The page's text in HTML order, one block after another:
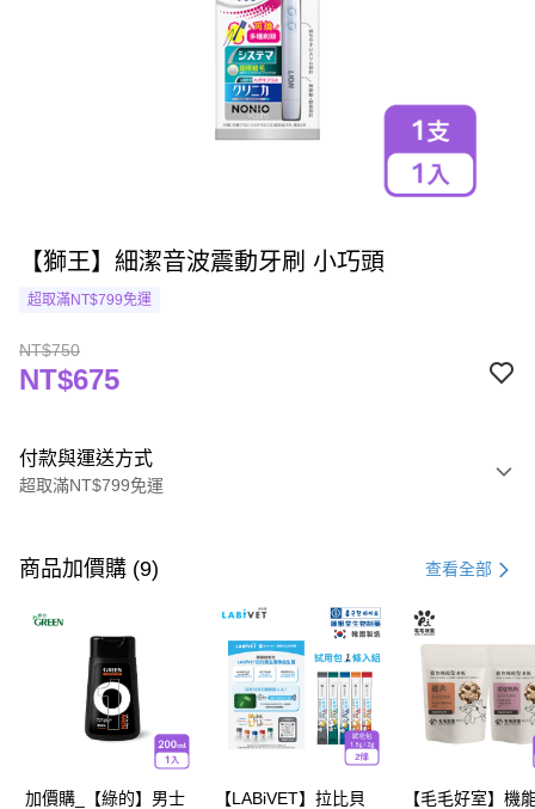
【獅王】細潔音波震動牙刷 小巧頭
超取滿NT$799免運
NT$750
NT$675
付款與運送方式
超取滿NT$799免運
信用卡一次付款
超商取貨付款
LINE Pay
Apple Pay
悠遊付
商品加價購 (9) 查看全部
加價購_【綠的】男士
【LABiVET】拉比貝
【毛毛好室】機